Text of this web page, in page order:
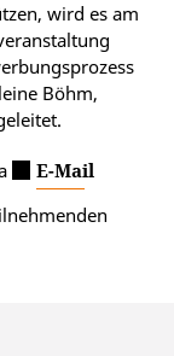
wird es am
Böhm,
E-Mail